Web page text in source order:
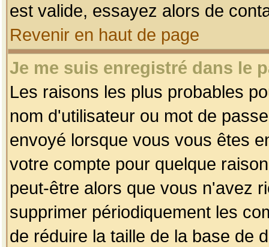
est valide, essayez alors de
Revenir en haut de page
Je me suis enregistré dans le
Les raisons les plus probables
nom d'utilisateur ou mot de
envoyé lorsque vous vous êtes
votre compte pour quelque
peut-être alors que vous n'avez
supprimer périodiquement les
de réduire la taille de la base de